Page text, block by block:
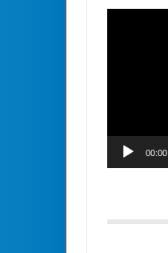
00:00